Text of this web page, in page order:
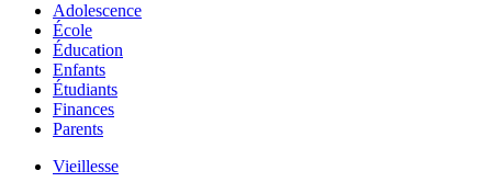
Adolescence
École
Éducation
Enfants
Étudiants
Finances
Parents
Vieillesse